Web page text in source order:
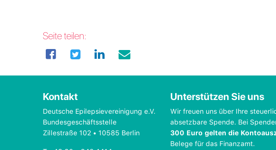
Seite teilen:
Kontakt
Deutsche Epilepsievereinigung e.V.
Bundesgeschäftsstelle
Zillestraße 102 • 10585 Berlin
Unterstützen Sie uns
Wir freuen uns über Ihre
absetzbare Spende. Bei
300 Euro gelten die
Belege für das Finanzamt.